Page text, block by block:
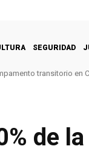
SEGURIDAD
transitorio en
de